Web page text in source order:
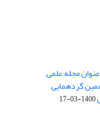
مجله علمی
1399 در پانزدهمین گردهمایی
1400-03-17